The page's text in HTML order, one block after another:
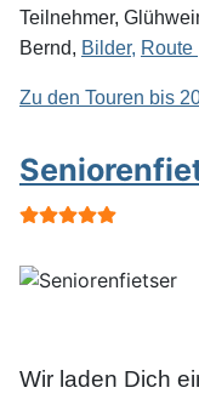
Teilnehmer,
Bernd, Bilder, Route
Zu den Touren bis
Bewertung:
Wir laden Dich